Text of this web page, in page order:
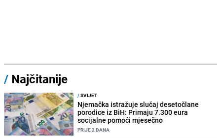
/ Najčitanije
/SVIJET
Njemačka istražuje slučaj desetočlane
porodice iz BiH: Primaju 7.300 eura
socijalne pomoći mjesečno
PRIJE 2 DANA